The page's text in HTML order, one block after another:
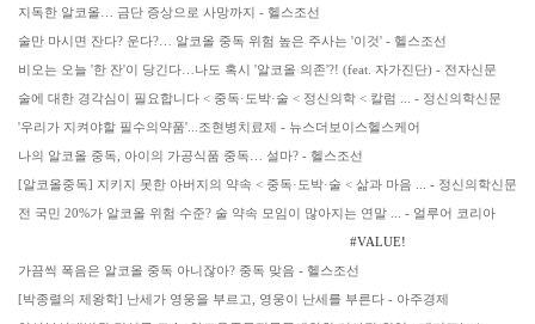
지독한 알코올… 금단 증상으로 사망까지 - 헬스조선
술만 마시면 잔다? 운다?… 알코올 중독 위험 높은 주사는 '이것' - 헬스조선
비오는 오늘 '한 잔'이 당긴다…나도 혹시 '알코올 의존'?! (feat. 자가진단) - 전자신문
술에 대한 경각심이 필요합니다 < 중독·도박·술 < 정신의학 < 칼럼 ... - 정신의학신문
'우리가 지켜야할 필수의약품'...조현병치료제 - 뉴스더보이스헬스케어
나의 알코올 중독, 아이의 가공식품 중독… 설마? - 헬스조선
[알코올중독] 지키지 못한 아버지의 약속 < 중독·도박·술 < 삶과 마음 ... - 정신의학신문
전 국민 20%가 알코올 위험 수준? 술 약속 모임이 많아지는 연말 ... - 얼루어 코리아
#VALUE!
가끔씩 폭음은 알코올 중독 아니잖아? 중독 맞음 - 헬스조선
[박종렬의 제왕학] 난세가 영웅을 부르고, 영웅이 난세를 부른다 - 아주경제